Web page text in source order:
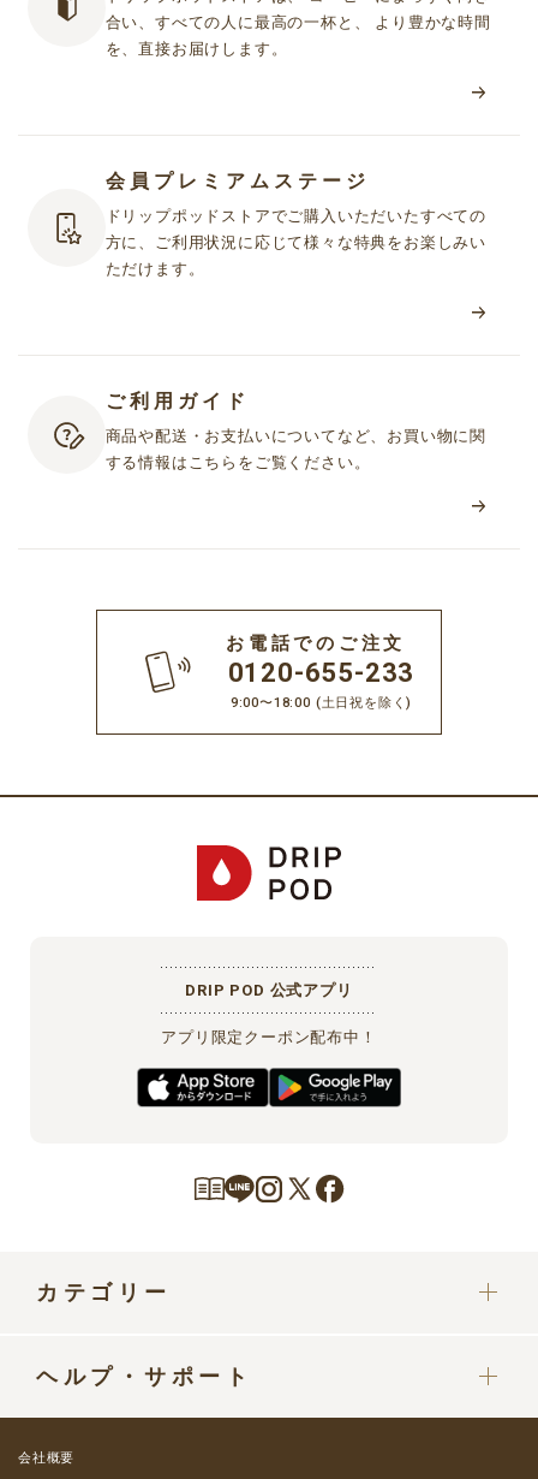
合い、すべての人に最高の一杯と、 より豊かな時間
を、直接お届けします。
会員プレミアムステージ
ドリップポッドストアでご購入いただいたすべての
方に、ご利用状況に応じて様々な特典をお楽しみい
ただけます。
ご利用ガイド
商品や配送・お支払いについてなど、お買い物に関
する情報はこちらをご覧ください。
お電話でのご注文
0120-655-233
9:00〜18:00 (土日祝を除く)
DRIP POD 公式アプリ
アプリ限定クーポン配布中！
カテゴリー
部品・パーツ
ヘルプ・サポート
会社概要